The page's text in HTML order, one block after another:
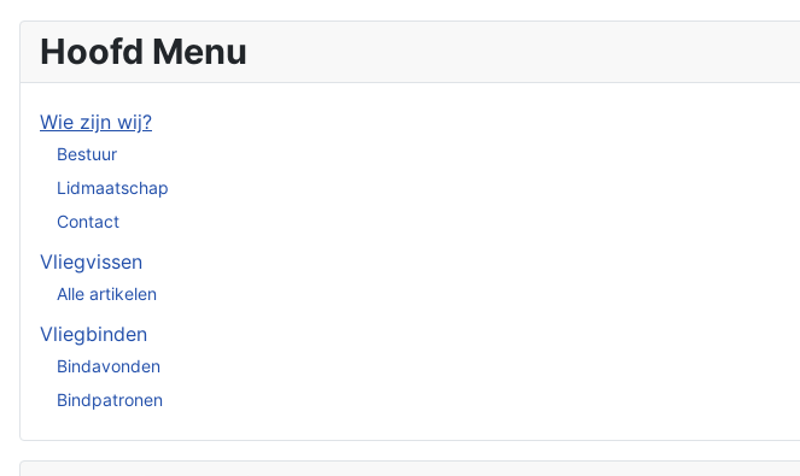
Hoofd Menu
Wie zijn wij?
Bestuur
Lidmaatschap
Contact
Vliegvissen
Alle artikelen
Vliegbinden
Bindavonden
Bindpatronen